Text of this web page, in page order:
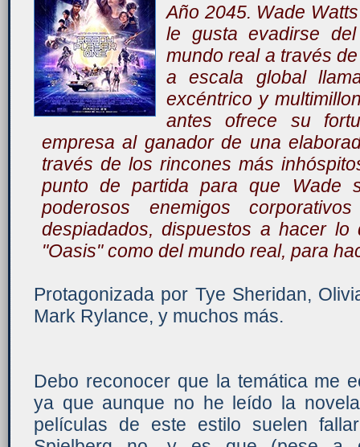
Año 2045. Wade
le gusta evadirse
mundo real a través
a escala global
excéntrico y
antes ofrece su
empresa al ganador de una
través de los rincones más
punto de partida para que Wade
poderosos enemigos
despiadados, dispuestos a hacer
"Oasis" como del mundo real, para
Protagonizada por Tye Sheridan,
Mark Rylance, y muchos más.
Debo reconocer que la temática me
ya que aunque no he leído la
películas de este estilo suelen